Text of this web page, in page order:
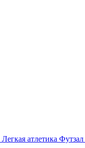
Легкая атлетика Футзал